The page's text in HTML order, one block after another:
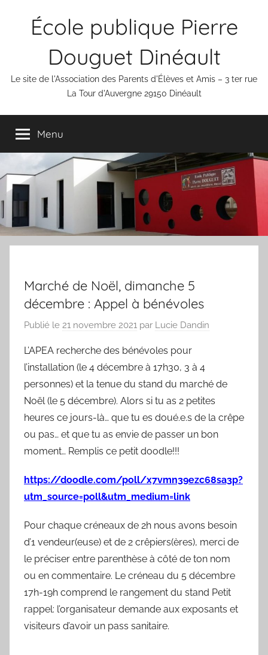
École publique Pierre
Douguet Dinéault
Le site de l'Association des Parents d'Élèves et Amis – 3 ter rue
La Tour d'Auvergne 29150 Dinéault
Menu
Marché de Noël, dimanche 5
décembre : Appel à bénévoles
Publié le 21 novembre 2021 par Lucie Dandin
L’APEA recherche des bénévoles pour
l’installation (le 4 décembre à 17h30, 3 à 4
personnes) et la tenue du stand du marché de
Noël (le 5 décembre). Alors si tu as 2 petites
heures ce jours-là… que tu es doué.e.s de la crêpe
ou pas… et que tu as envie de passer un bon
moment… Remplis ce petit doodle!!!
https://doodle.com/poll/x7vmn39ezc68sa3p?
utm_source=poll&utm_medium=link
Pour chaque créneaux de 2h nous avons besoin
d’1 vendeur(euse) et de 2 crêpiers(ères), merci de
le préciser entre parenthèse à côté de ton nom
ou en commentaire. Le créneau du 5 décembre
17h-19h comprend le rangement du stand Petit
rappel: l’organisateur demande aux exposants et
visiteurs d’avoir un pass sanitaire.